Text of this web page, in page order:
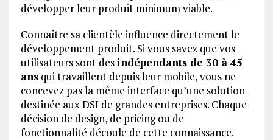
développer leur produit minimum viable.
Connaître sa clientèle influence directement le
développement produit. Si vous savez que vos
utilisateurs sont desindépendants de 30 à 45
ansqui travaillent depuis leur mobile, vous ne
concevez pas la même interface qu’une solution
destinée aux DSI de grandes entreprises. Chaque
décision de design, de pricing ou de
fonctionnalité découle de cette connaissance.